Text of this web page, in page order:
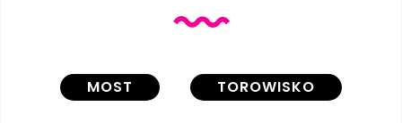
MOST TOROWISKO